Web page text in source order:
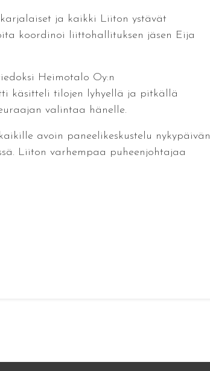
ja kaikki Liiton ystävät
koordinoi liittohallituksen jäsen Eija
Heimotalo Oy:n
käsitteli tilojen lyhyellä ja pitkällä
valintaa hänelle.
avoin paneelikeskustelu nykypäivän
Liiton varhempaa puheenjohtajaa